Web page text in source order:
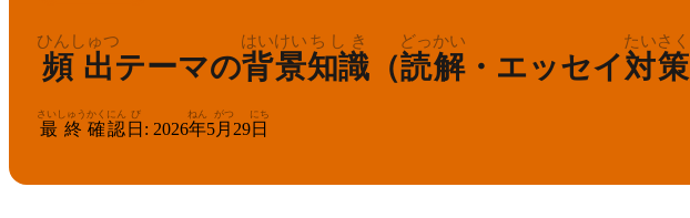
頻出
ひんしゅつ
テーマの背景
はいけい
知識
ちしき
（読解
どっかい
・エッセイ対策
たいさく
最終
さいしゅう
確認
かくにん
日
び
: 2026年
ねん
5月
がつ
29日
にち